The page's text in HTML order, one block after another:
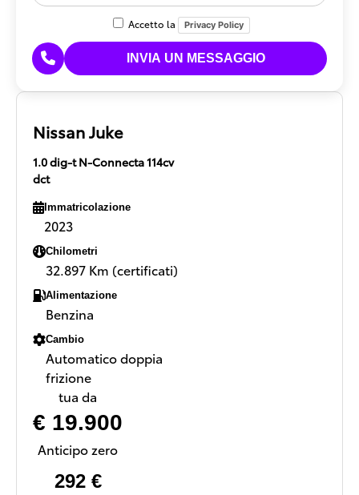
Accetto la Privacy Policy
Nissan Juke
1.0 dig-t N-Connecta 114cv
dct
Immatricolazione
2023
Chilometri
32.897 Km (certificati)
Alimentazione
Benzina
Cambio
Automatico doppia
frizione
tua da
€ 19.900
Anticipo zero
292 €